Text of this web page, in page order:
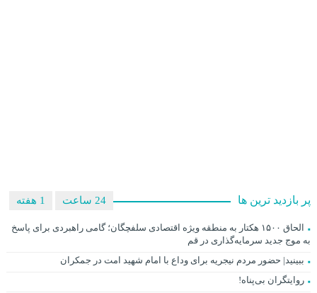
پر بازدید ترین ها 1 هفته 24 ساعت
الحاق ۱۵۰۰ هکتار به منطقه ویژه اقتصادی سلفچگان؛ گامی راهبردی برای پاسخ
به موج جدید سرمایه‌گذاری در قم
ببینید| حضور مردم نیجریه برای وداع با امام شهید امت در جمکران
روایتگران بی‌پناه!